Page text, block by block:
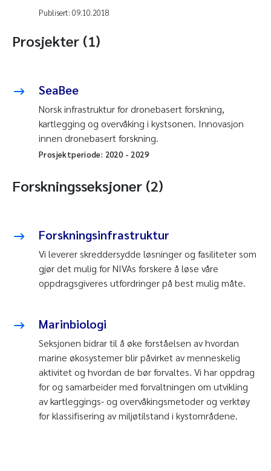
Publisert: 09.10.2018
Prosjekter (1)
SeaBee
Norsk infrastruktur for dronebasert forskning,
kartlegging og overvåking i kystsonen. Innovasjon
innen dronebasert forskning.
Prosjektperiode: 2020- 2029
Forskningsseksjoner (2)
Forskningsinfrastruktur
Vi leverer skreddersydde løsninger og fasiliteter som
gjør det mulig for NIVAs forskere å løse våre
oppdragsgiveres utfordringer på best mulig måte.
Marinbiologi
Seksjonen bidrar til å øke forståelsen av hvordan
marine økosystemer blir påvirket av menneskelig
aktivitet og hvordan de bør forvaltes. Vi har oppdrag
for og samarbeider med forvaltningen om utvikling
av kartleggings- og overvåkingsmetoder og verktøy
for klassifisering av miljøtilstand i kystområdene.